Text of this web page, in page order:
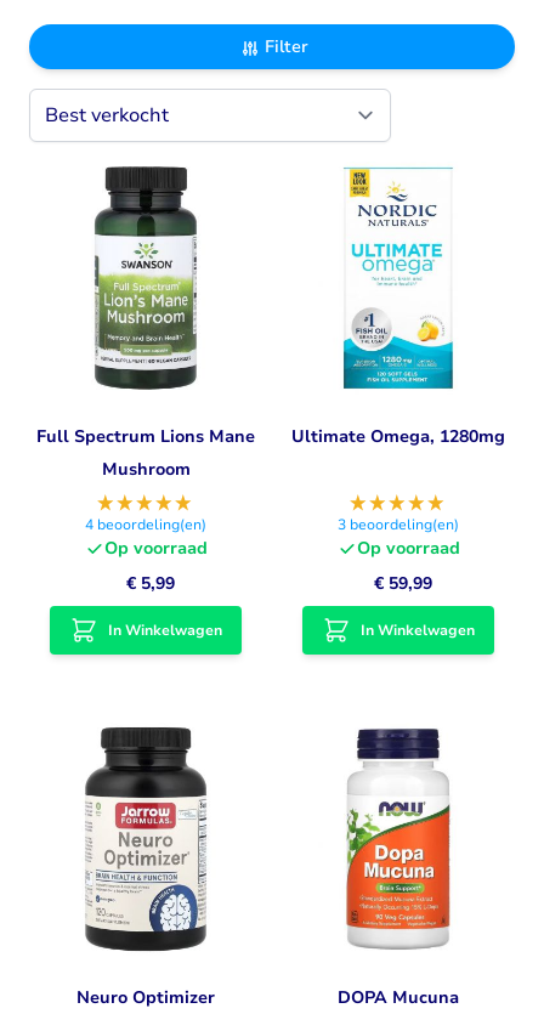
Filter
Full Spectrum Lions Mane
Mushroom
4 beoordeling(en)
Op voorraad
€ 5,99
In Winkelwagen
Ultimate Omega, 1280mg
3 beoordeling(en)
Op voorraad
€ 59,99
In Winkelwagen
Neuro Optimizer DOPA Mucuna